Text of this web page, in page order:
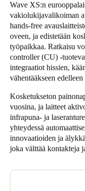
Portugal
Português
Italy
Italiano
Russian
Poland
Polski
Čeština
Wave XS:n
vakiolukijavalikoiman
hands-free
oveen, ja edistetään
työpaikkaa. Ratkaisu
controller (CU) -
integraatiot hissien,
vähentääkseen
Kosketukseton
vuosina, ja laitteet
infrapuna- ja
yhteydessä
innovaatioiden ja
joka välttää kontakteja